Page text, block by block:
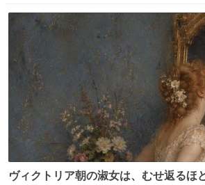
ト
ヴィクトリア朝の淑女は、むせ返るほ